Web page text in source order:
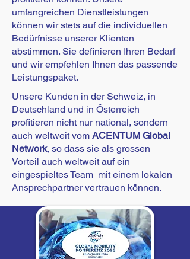
umfangreichen Dienstleistungen
können wir stets auf die individuellen
Bedürfnisse unserer Klienten
abstimmen. Sie definieren Ihren Bedarf
und wir empfehlen Ihnen das passende
Leistungspaket.
Unsere Kunden in der Schweiz, in
Deutschland und in Österreich
profitieren nicht nur national, sondern
auch weltweit vom ACENTUM Global
Network, so dass sie als grossen
Vorteil auch weltweit auf ein
eingespieltes Team mit einem lokalen
Ansprechpartner vertrauen können.